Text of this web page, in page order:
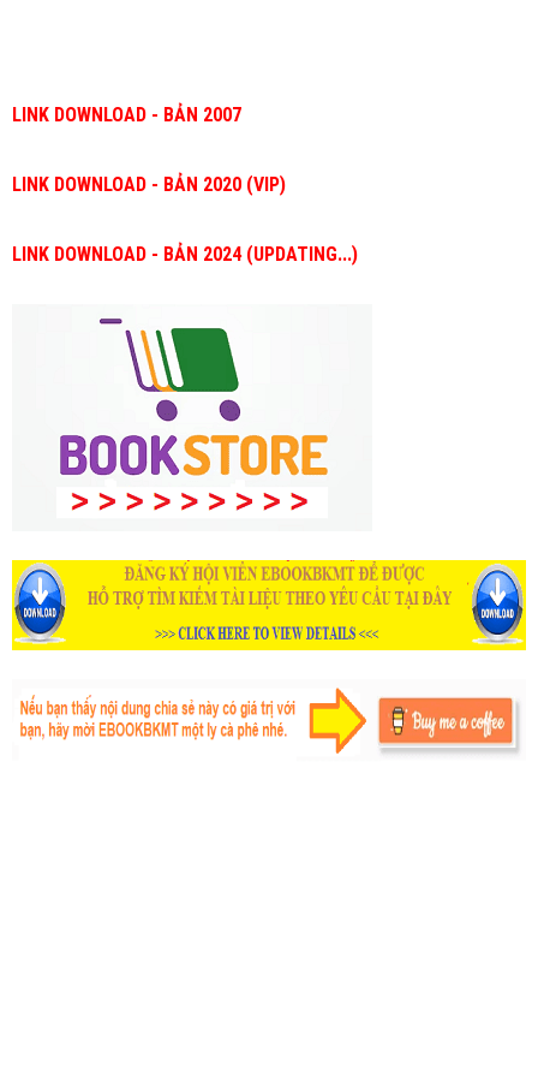
LINK DOWNLOAD - BẢN 2007
LINK DOWNLOAD - BẢN 2020 (VIP)
LINK DOWNLOAD - BẢN 2024 (UPDATING...)